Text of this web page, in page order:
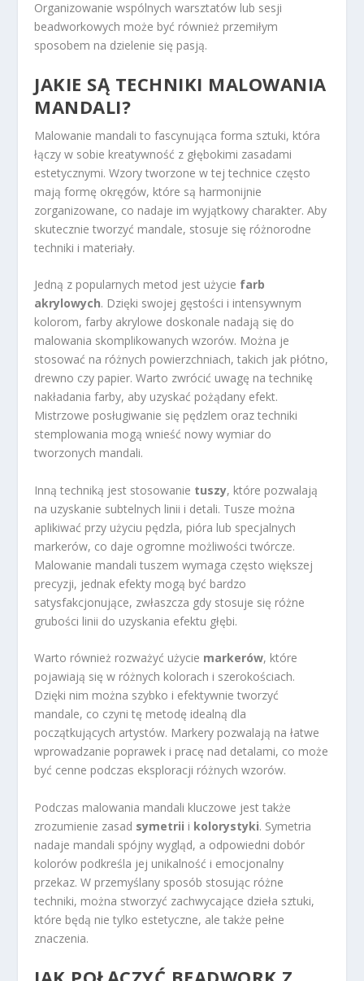
Organizowanie wspólnych warsztatów lub sesji
beadworkowych może być również przemiłym
sposobem na dzielenie się pasją.
JAKIE SĄ TECHNIKI MALOWANIA
MANDALI?
Malowanie mandali to fascynująca forma sztuki, która
łączy w sobie kreatywność z głębokimi zasadami
estetycznymi. Wzory tworzone w tej technice często
mają formę okręgów, które są harmonijnie
zorganizowane, co nadaje im wyjątkowy charakter. Aby
skutecznie tworzyć mandale, stosuje się różnorodne
techniki i materiały.
Jedną z popularnych metod jest użycie farb
akrylowych. Dzięki swojej gęstości i intensywnym
kolorom, farby akrylowe doskonale nadają się do
malowania skomplikowanych wzorów. Można je
stosować na różnych powierzchniach, takich jak płótno,
drewno czy papier. Warto zwrócić uwagę na technikę
nakładania farby, aby uzyskać pożądany efekt.
Mistrzowe posługiwanie się pędzlem oraz techniki
stemplowania mogą wnieść nowy wymiar do
tworzonych mandali.
Inną techniką jest stosowanie tuszy, które pozwalają
na uzyskanie subtelnych linii i detali. Tusze można
aplikiwać przy użyciu pędzla, pióra lub specjalnych
markerów, co daje ogromne możliwości twórcze.
Malowanie mandali tuszem wymaga często większej
precyzji, jednak efekty mogą być bardzo
satysfakcjonujące, zwłaszcza gdy stosuje się różne
grubości linii do uzyskania efektu głębi.
Warto również rozważyć użycie markerów, które
pojawiają się w różnych kolorach i szerokościach.
Dzięki nim można szybko i efektywnie tworzyć
mandale, co czyni tę metodę idealną dla
początkujących artystów. Markery pozwalają na łatwe
wprowadzanie poprawek i pracę nad detalami, co może
być cenne podczas eksploracji różnych wzorów.
Podczas malowania mandali kluczowe jest także
zrozumienie zasad symetrii i kolorystyki. Symetria
nadaje mandali spójny wygląd, a odpowiedni dobór
kolorów podkreśla jej unikalność i emocjonalny
przekaz. W przemyślany sposób stosując różne
techniki, można stworzyć zachwycające dzieła sztuki,
które będą nie tylko estetyczne, ale także pełne
znaczenia.